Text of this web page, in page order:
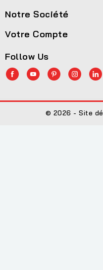
Notre Société
Votre Compte
Follow Us
© 2026 - Site